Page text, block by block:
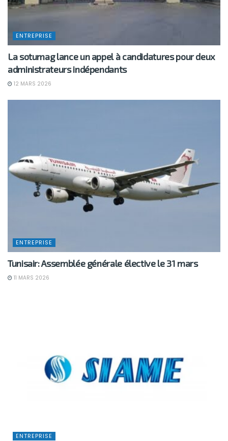
ENTREPRISE
La sotumag lance un appel à candidatures pour deux
administrateurs indépendants
12 MARS 2026
ENTREPRISE
Tunisair: Assemblée générale élective le 31 mars
11 MARS 2026
ENTREPRISE